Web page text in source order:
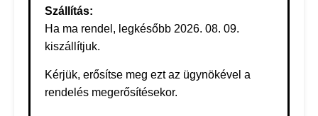
Szállítás:
Ha ma rendel, legkésőbb 2026. 08. 09.
kiszállítjuk.
Kérjük, erősítse meg ezt az ügynökével a
rendelés megerősítésekor.